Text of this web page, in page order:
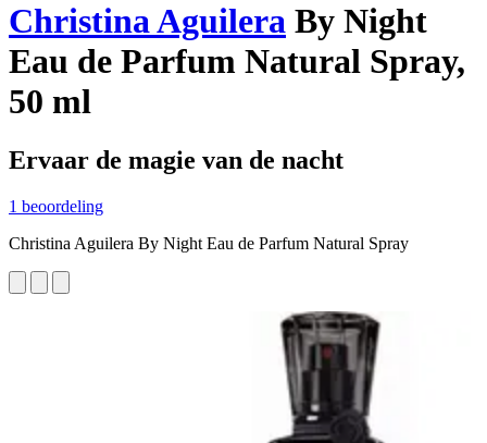
Christina Aguilera By Night
Eau de Parfum Natural Spray,
50 ml
Ervaar de magie van de nacht
1 beoordeling
Christina Aguilera By Night Eau de Parfum Natural Spray